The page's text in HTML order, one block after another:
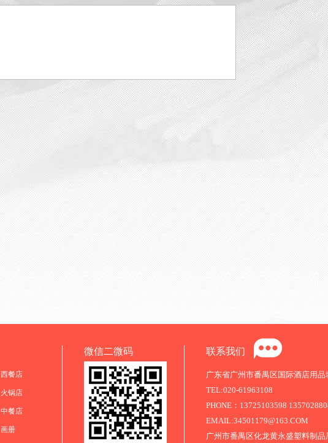
西餐店
火锅店
中餐店
画册
微信二微码 联系我们
广东省广州市番禺区国际酒店用品
TEL:020-61963108
PHONE：13725103598
EMAIL:34501179@163.COM
广州市番禺区化龙黄永盛塑料制品